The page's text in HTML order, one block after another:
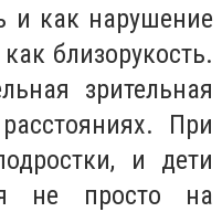
и как нарушение
близорукость.
зрительная
При
и дети
не просто на